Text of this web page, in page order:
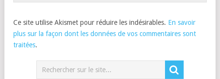
Ce site utilise Akismet pour réduire les indésirables. En savoir
plus sur la façon dont les données de vos commentaires sont
traitées.